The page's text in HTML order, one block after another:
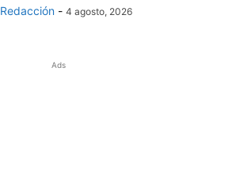
Redacción - 4 agosto, 2026
Ads